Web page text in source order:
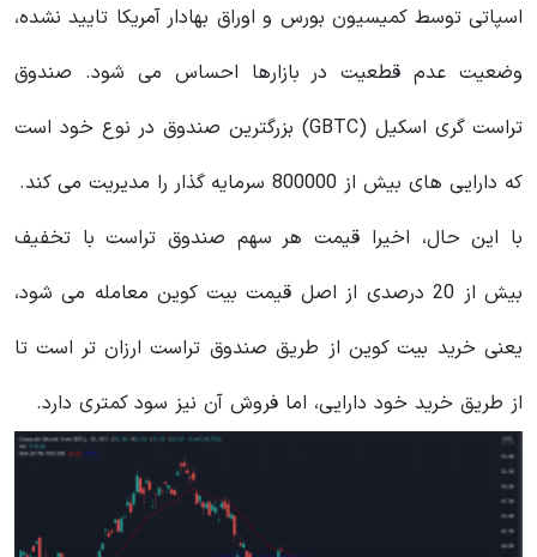
اسپاتی توسط کمیسیون بورس و اوراق بهادار آمریکا تایید نشده،
وضعیت عدم قطعیت در بازارها احساس می شود. صندوق
تراست گری اسکیل (GBTC) بزرگترین صندوق در نوع خود است
که دارایی های بیش از 800000 سرمایه گذار را مدیریت می کند.
با این حال، اخیرا قیمت هر سهم صندوق تراست با تخفیف
بیش از 20 درصدی از اصل قیمت بیت کوین معامله می‌ شود،
یعنی خرید بیت کوین از طریق صندوق تراست ارزان‌ تر است تا
از طریق خرید خود دارایی، اما فروش آن نیز سود کمتری دارد.